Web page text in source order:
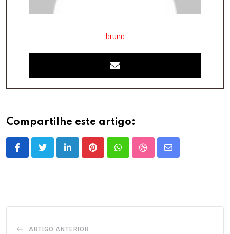
bruno
Compartilhe este artigo:
LinkedInPinterestWhatsappStumbleUpon
Share
ARTIGO ANTERIOR